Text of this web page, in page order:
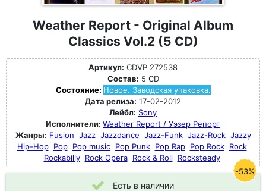
Weather Report - Original Album
Classics Vol.2 (5 CD)
Артикул: CDVP 272538
Состав: 5 CD
Состояние: Новое. Заводская упаковка.
Дата релиза: 17-02-2012
Лейбл: Sony
Исполнители: Weather Report / Уэзер Репорт
Жанры: Fusion Jazz Jazzdance Jazz-Funk Jazz-Rock Jazzy
Hip-Hop Pop Pop music Pop Punk Pop Rap Pop Rock Rock
Rockabilly Rock Opera Rock & Roll Rocksteady
Есть в наличии
-53%